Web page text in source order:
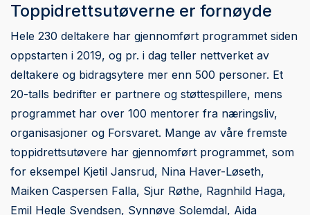
Toppidrettsutøverne er fornøyde
Hele 230 deltakere har gjennomført programmet siden
oppstarten i 2019, og pr. i dag teller nettverket av
deltakere og bidragsytere mer enn 500 personer. Et
20-talls bedrifter er partnere og støttespillere, mens
programmet har over 100 mentorer fra næringsliv,
organisasjoner og Forsvaret. Mange av våre fremste
toppidrettsutøvere har gjennomført programmet, som
for eksempel Kjetil Jansrud, Nina Haver-Løseth,
Maiken Caspersen Falla, Sjur Røthe, Ragnhild Haga,
Emil Hegle Svendsen, Synnøve Solemdal, Aida